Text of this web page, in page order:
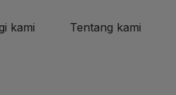
kami Tentang kami